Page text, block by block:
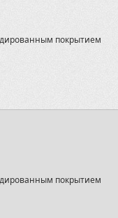
покрытием
покрытием